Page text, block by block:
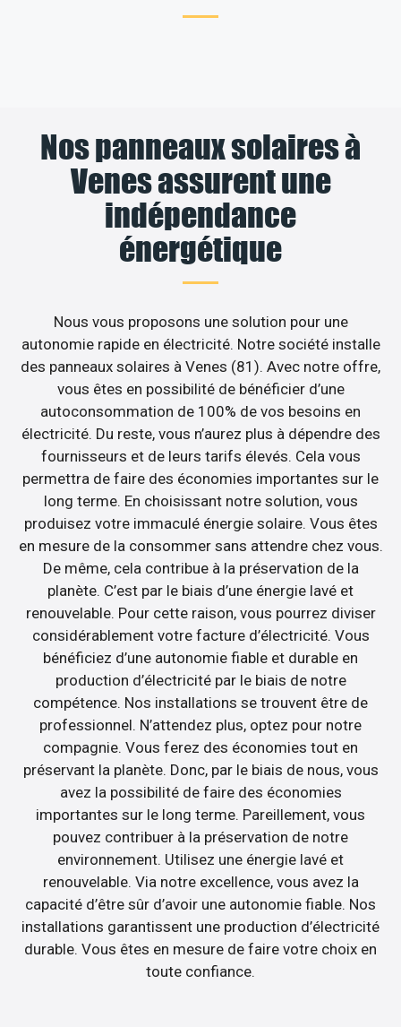
Nos panneaux solaires à
Venes assurent une
indépendance
énergétique
Nous vous proposons une solution pour une
autonomie rapide en électricité. Notre société installe
des panneaux solaires à Venes (81). Avec notre offre,
vous êtes en possibilité de bénéficier d’une
autoconsommation de 100% de vos besoins en
électricité. Du reste, vous n’aurez plus à dépendre des
fournisseurs et de leurs tarifs élevés. Cela vous
permettra de faire des économies importantes sur le
long terme. En choisissant notre solution, vous
produisez votre immaculé énergie solaire. Vous êtes
en mesure de la consommer sans attendre chez vous.
De même, cela contribue à la préservation de la
planète. C’est par le biais d’une énergie lavé et
renouvelable. Pour cette raison, vous pourrez diviser
considérablement votre facture d’électricité. Vous
bénéficiez d’une autonomie fiable et durable en
production d’électricité par le biais de notre
compétence. Nos installations se trouvent être de
professionnel. N’attendez plus, optez pour notre
compagnie. Vous ferez des économies tout en
préservant la planète. Donc, par le biais de nous, vous
avez la possibilité de faire des économies
importantes sur le long terme. Pareillement, vous
pouvez contribuer à la préservation de notre
environnement. Utilisez une énergie lavé et
renouvelable. Via notre excellence, vous avez la
capacité d’être sûr d’avoir une autonomie fiable. Nos
installations garantissent une production d’électricité
durable. Vous êtes en mesure de faire votre choix en
toute confiance.